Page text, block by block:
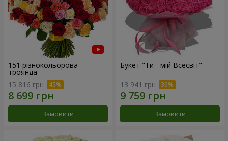
151 різнокольорова
троянда
15 816 грн
Замовити
Букет "Ти - мій Всесвіт"
13 941 грн
Замовити